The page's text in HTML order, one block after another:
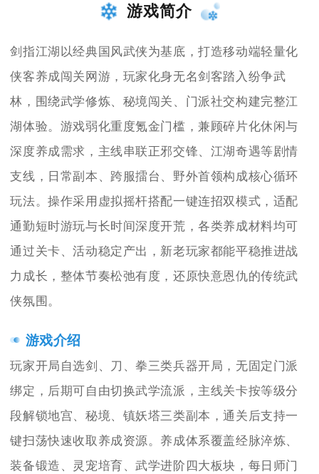
游戏简介
剑指江湖以经典国风武侠为基底，打造移动端轻量化
侠客养成闯关网游，玩家化身无名剑客踏入纷争武
林，围绕武学修炼、秘境闯关、门派社交构建完整江
湖体验。游戏弱化重度氪金门槛，兼顾碎片化休闲与
深度养成需求，主线串联正邪交锋、江湖奇遇等剧情
支线，日常副本、跨服擂台、野外首领构成核心循环
玩法。操作采用虚拟摇杆搭配一键连招双模式，适配
通勤短时游玩与长时间深度开荒，各类养成材料均可
通过关卡、活动稳定产出，新老玩家都能平稳推进战
力成长，整体节奏松弛有度，还原快意恩仇的传统武
侠氛围。
游戏介绍
玩家开局自选剑、刀、拳三类兵器开局，无固定门派
绑定，后期可自由切换武学流派，主线关卡按等级分
段解锁地宫、秘境、镇妖塔三类副本，通关后支持一
键扫荡快速收取养成资源。养成体系覆盖经脉淬炼、
装备锻造、灵宠培育、武学进阶四大板块，每日师门